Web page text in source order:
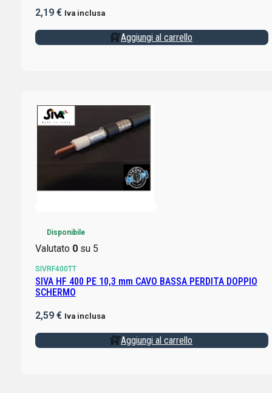
2,19 € Iva inclusa
Aggiungi al carrello
Disponibile
Valutato 0su 5
SIVRF400TT
SIVA HF 400 PE 10,3 mm CAVO BASSA PERDITA DOPPIO
SCHERMO
2,59 € Iva inclusa
Aggiungi al carrello